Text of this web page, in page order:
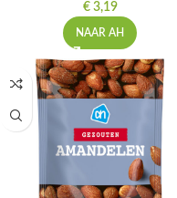
€3,19
NAAR AH